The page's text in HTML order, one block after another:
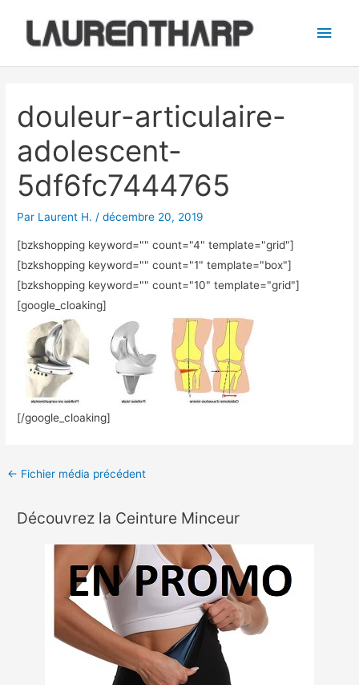
contenu
douleur-articulaire-
adolescent-
5df6fc7444765
Par Laurent H. /décembre 20, 2019
[bzkshopping keyword="" count="4" template="grid"]
[bzkshopping keyword="" count="1" template="box"]
[bzkshopping keyword="" count="10" template="grid"]
[google_cloaking]
[/google_cloaking]
articles
← Fichier média précédent
Découvrez la Ceinture Minceur